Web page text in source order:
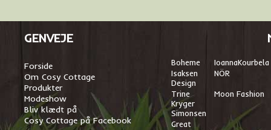
GENVEJE
Forside
Om Cosy Cottage
Produkter
Modeshow
Bliv klædt på
Cosy Cottage på Facebook
Boheme IoannaKourbela
Isaksen
Design
NÖR
Trine
Kryger
Simonsen
Moon Fashion
Great